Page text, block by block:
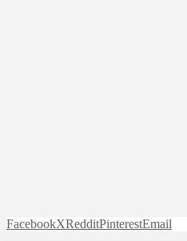
FacebookXRedditPinterestEmail